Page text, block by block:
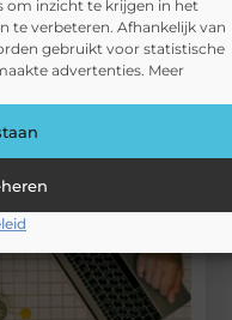
om inzicht te krijgen in het
te verbeteren. Afhankelijk van
gebruikt voor statistische
advertenties. Meer